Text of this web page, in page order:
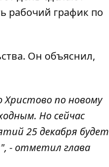
рабочий график по
Он объяснил,
по новому
Но сейчас
25 декабря будет
- отметил глава